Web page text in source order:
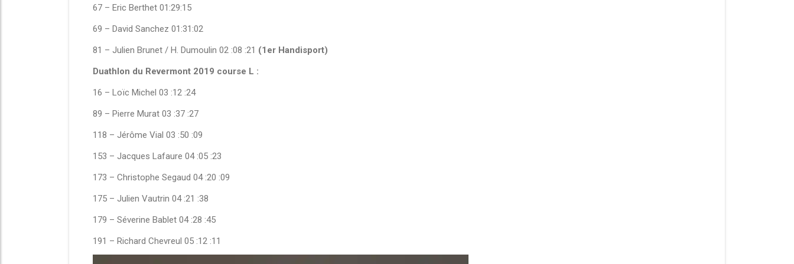
67 – Eric Berthet 01:29:15
69 – David Sanchez 01:31:02
81 – Julien Brunet / H. Dumoulin 02 :08 :21 (1er Handisport)
Duathlon du Revermont 2019 course L :
16 – Loïc Michel 03 :12 :24
89 – Pierre Murat 03 :37 :27
118 – Jérôme Vial 03 :50 :09
153 – Jacques Lafaure 04 :05 :23
173 – Christophe Segaud 04 :20 :09
175 – Julien Vautrin 04 :21 :38
179 – Séverine Bablet 04 :28 :45
191 – Richard Chevreul 05 :12 :11